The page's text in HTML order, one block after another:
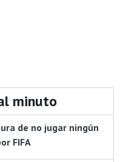
minuto
de no jugar ningún
FIFA